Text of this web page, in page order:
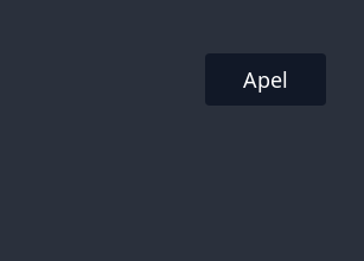
Apel